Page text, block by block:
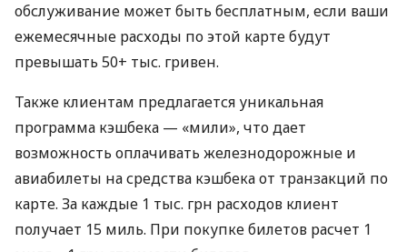
обслуживание может быть бесплатным, если ваши
ежемесячные расходы по этой карте будут
превышать 50+ тыс. гривен.
Также клиентам предлагается уникальная
программа кэшбека — «мили», что дает
возможность оплачивать железнодорожные и
авиабилеты на средства кэшбека от транзакций по
карте. За каждые 1 тыс. грн расходов клиент
получает 15 миль. При покупке билетов расчет 1